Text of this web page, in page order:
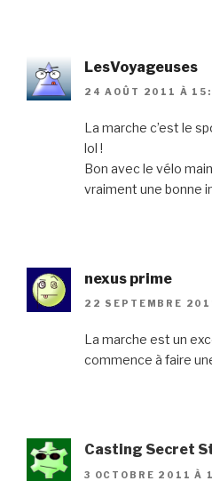
LesVoyageuses
24 AOÛT 2011 À
La marche c’est le
lol !
Bon avec le vélo
vraiment une bonne
nexus prime
22 SEPTEMBRE
La marche est un
commence à faire
Casting Secret
3 OCTOBRE 2011 À